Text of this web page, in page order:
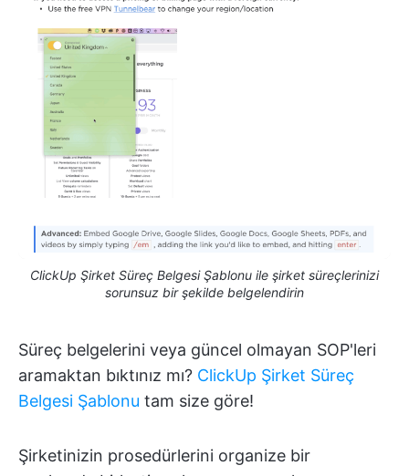
ClickUp Şirket Süreç Belgesi Şablonu ile şirket süreçlerinizi
sorunsuz bir şekilde belgelendirin
Süreç belgelerini veya güncel olmayan SOP'leri
aramaktan bıktınız mı? ClickUp Şirket Süreç
Belgesi Şablonu tam size göre!
Şirketinizin prosedürlerini organize bir